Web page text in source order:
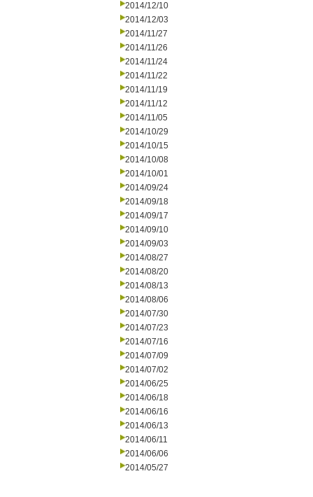
2014/12/10
2014/12/03
2014/11/27
2014/11/26
2014/11/24
2014/11/22
2014/11/19
2014/11/12
2014/11/05
2014/10/29
2014/10/15
2014/10/08
2014/10/01
2014/09/24
2014/09/18
2014/09/17
2014/09/10
2014/09/03
2014/08/27
2014/08/20
2014/08/13
2014/08/06
2014/07/30
2014/07/23
2014/07/16
2014/07/09
2014/07/02
2014/06/25
2014/06/18
2014/06/16
2014/06/13
2014/06/11
2014/06/06
2014/05/27